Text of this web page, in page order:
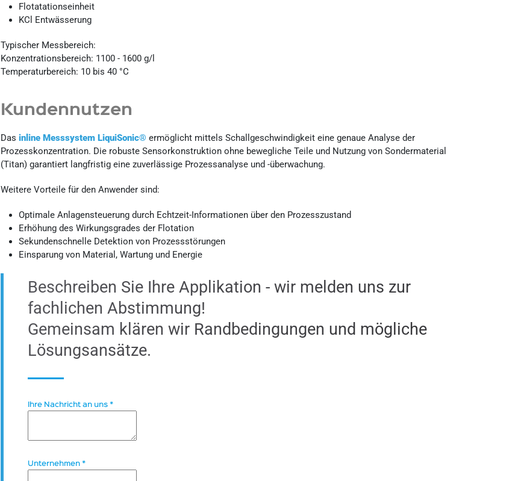
Flotatationseinheit
KCl Entwässerung
Typischer Messbereich:
Konzentrationsbereich: 1100 - 1600 g/l
Temperaturbereich: 10 bis 40 °C
Kundennutzen
Dasinline Messsystem LiquiSonic® ermöglicht mittels Schallgeschwindigkeit eine genaue Analyse der
Prozesskonzentration. Die robuste Sensorkonstruktion ohne bewegliche Teile und Nutzung von Sondermaterial
(Titan) garantiert langfristig eine zuverlässige Prozessanalyse und -überwachung.
Weitere Vorteile für den Anwender sind:
Optimale Anlagensteuerung durch Echtzeit-Informationen über den Prozesszustand
Erhöhung des Wirkungsgrades der Flotation
Sekundenschnelle Detektion von Prozessstörungen
Einsparung von Material, Wartung und Energie
Beschreiben Sie Ihre Applikation - wir melden uns zur
fachlichen Abstimmung!
Gemeinsam klären wir Randbedingungen und mögliche
Lösungsansätze.
Ihre Nachricht an uns*
Unternehmen*